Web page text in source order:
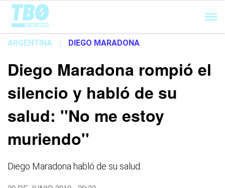
Cargando...
ARGENTINA | DIEGO MARADONA
Diego Maradona rompió el
silencio y habló de su
salud: ''No me estoy
muriendo''
Diego Maradona habló de su salud.